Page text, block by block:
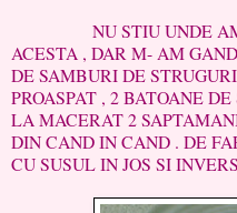
NU STIU UNDE AM
ACESTA , DAR M- AM
DE SAMBURI DE
PROASPAT , 2 BATOANE
LA MACERAT 2
DIN CAND IN CAND . DE
CU SUSUL IN JOS SI